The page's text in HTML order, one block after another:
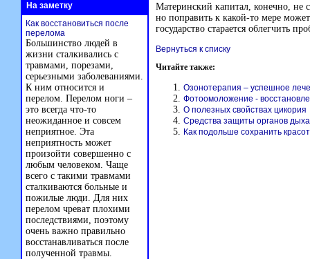
Материнский капитал, конечно, не
но поправить к какой-то мере
государство старается облегчить
Вернуться к списку
Читайте также:
Озонотерапия – успешное
Фотоомоложение -
О полезных свойствах цикория
Средства защиты органов
Как подольше сохранить
На заметку
Как восстановиться после
перелома
Большинство людей в
жизни сталкивались с
травмами, порезами,
серьезными заболеваниями.
К ним относится и
перелом. Перелом ноги –
это всегда что-то
неожиданное и совсем
неприятное. Эта
неприятность может
произойти совершенно с
любым человеком. Чаще
всего с такими травмами
сталкиваются больные и
пожилые люди. Для них
перелом чреват плохими
последствиями, поэтому
очень важно правильно
восстанавливаться после
полученной травмы.